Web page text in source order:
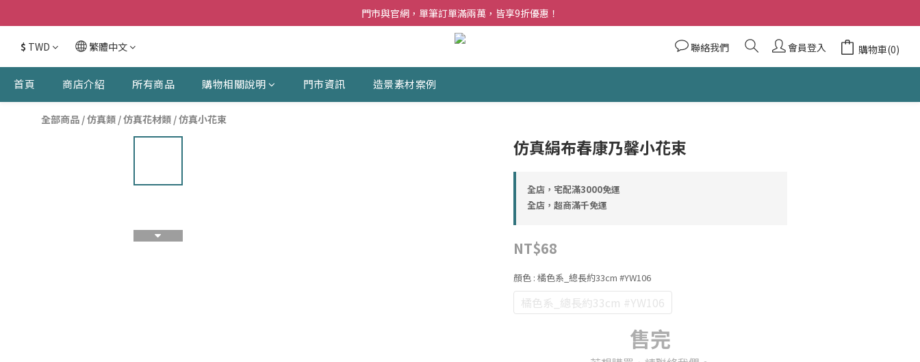
夏日購花福利．消費不限金額【贈】乾燥玫瑰乙束
門市與官網，單筆訂單滿兩萬，皆享9折優惠！
夏日購花福利．消費不限金額【贈】乾燥玫瑰乙束
$ TWD 繁體中文 聯絡我們 會員登入 購物車(0)
首頁 商店介紹 所有商品 購物相關說明 門市資訊 造景素材案例
全部商品 /仿真類 /仿真花材類 /仿真小花束
仿真絹布春康乃馨小花束
全店，宅配滿3000免運
全店，超商滿千免運
NT$68
顏色 : 橘色系_總長約33cm #YW106
橘色系_總長約33cm #YW106
售完